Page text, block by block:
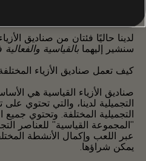
لدينا حاليًا فئتان من صناديق
سنشير إليهما بالقياسية والفعالية
كيف تعمل صناديق الأزياء
صناديق الأزياء القياسية هي
التجميلية لدينا، والتي تحتوي
التجميلية المختلفة. وتحتوي
"المجموعة القياسية" للعناصر
عبر اللعب وإكمال الأنشطة
يمكن شراؤها.